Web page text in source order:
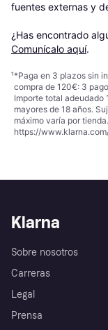
fuentes externas y
¿Has encontrado
Comunícalo aquí.
¹*Paga en 3 plazos sin
compra de 120€: 3
Importe total adeudado
mayores de 18 años.
máximo varía por
https://
Klarna
Sobre nosotros
Carreras
Legal
Prensa